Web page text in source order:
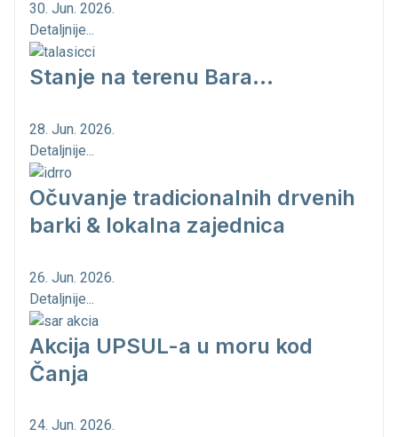
30. Jun. 2026.
Detaljnije...
Stanje na terenu Bara...
28. Jun. 2026.
Detaljnije...
Očuvanje tradicionalnih drvenih
barki & lokalna zajednica
26. Jun. 2026.
Detaljnije...
Akcija UPSUL-a u moru kod
Čanja
24. Jun. 2026.